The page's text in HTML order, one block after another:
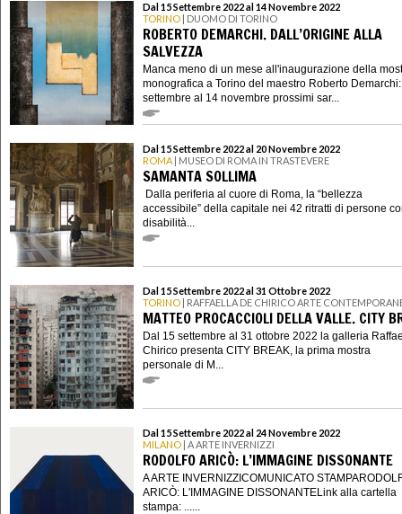
Dal 15 Settembre 2022 al 14 Novembre 2022
TORINO | DUOMO DI TORINO
ROBERTO DEMARCHI. DALL’ORIGINE ALLA
SALVEZZA
Manca meno di un mese all'inaugurazione della
monografica a Torino del maestro Roberto
settembre al 14 novembre prossimi sar...
Dal 15 Settembre 2022 al 20 Novembre 2022
ROMA | MUSEO DI ROMA IN TRASTEVERE
SAMANTA SOLLIMA
Dalla periferia al cuore di Roma, la “bellezza
accessibile” della capitale nei 42 ritratti di persone
disabilità...
Dal 15 Settembre 2022 al 31 Ottobre 2022
TORINO | RAFFAELLA DE CHIRICO ARTE
MATTEO PROCACCIOLI DELLA VALLE. CITY
Dal 15 settembre al 31 ottobre 2022 la galleria
Chirico presenta CITY BREAK, la prima mostra
personale di M...
Dal 15 Settembre 2022 al 24 Novembre 2022
MILANO | A ARTE INVERNIZZI
RODOLFO ARICÒ: L’IMMAGINE DISSONANTE
A ARTE INVERNIZZICOMUNICATO
ARICÒ: L'IMMAGINE DISSONANTELink alla cartella
stampa: ......